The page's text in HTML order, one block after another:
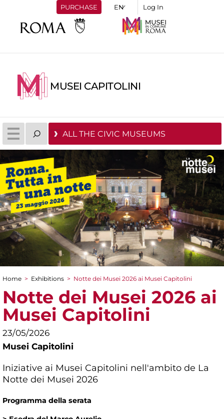
PURCHASE Log In
MUSEI CAPITOLINI
ALL THE CIVIC MUSEUMS
You are here
Home > Exhibitions > Notte dei Musei 2026 ai Musei Capitolini
Notte dei Musei 2026 ai
Musei Capitolini
23/05/2026
Musei Capitolini
Iniziative ai Musei Capitolini nell'ambito de La
Notte dei Musei 2026
Programma della serata